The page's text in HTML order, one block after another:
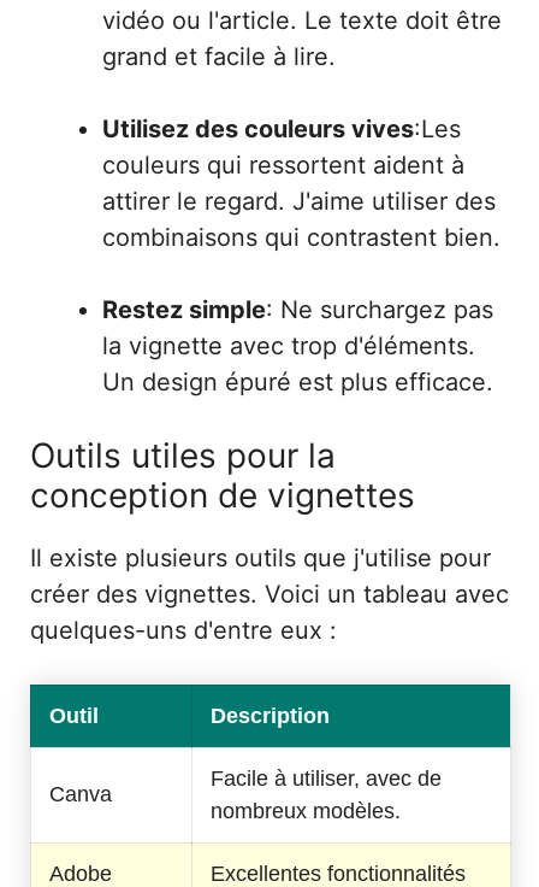
vidéo ou l'article. Le texte doit être
grand et facile à lire.
Utilisez des couleurs vives:Les
couleurs qui ressortent aident à
attirer le regard. J'aime utiliser des
combinaisons qui contrastent bien.
Restez simple: Ne surchargez pas
la vignette avec trop d'éléments.
Un design épuré est plus efficace.
Outils utiles pour la
conception de vignettes
Il existe plusieurs outils que j'utilise pour
créer des vignettes. Voici un tableau avec
quelques-uns d'entre eux :
Outil Description
Canva
Facile à utiliser, avec de
nombreux modèles.
Adobe
Excellentes fonctionnalités